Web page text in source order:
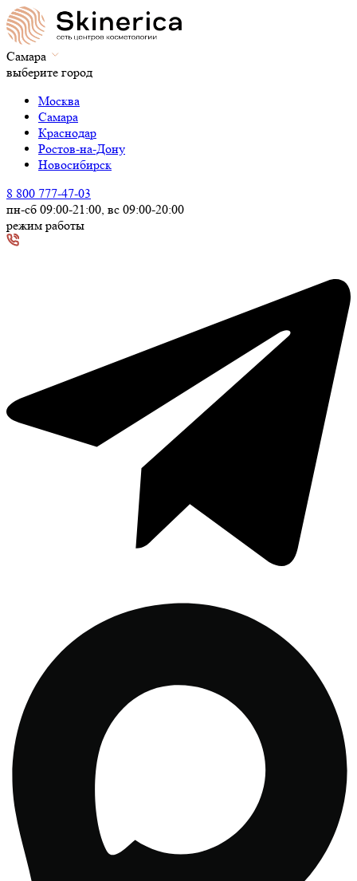
Самара
выберите город
Москва
Самара
Краснодар
Ростов-на-Дону
Новосибирск
8 800 777-47-03
пн-сб 09:00-21:00, вс 09:00-20:00
режим работы